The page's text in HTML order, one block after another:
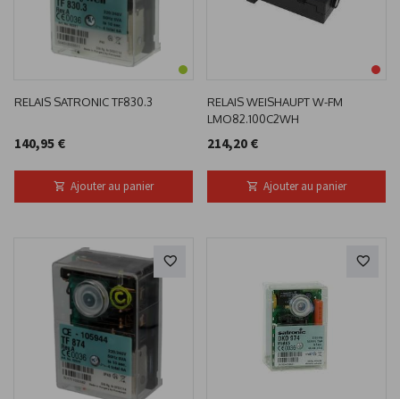
RELAIS SATRONIC TF830.3
140,95 €
Ajouter au panier
RELAIS WEISHAUPT W-FM
LMO82.100C2WH
214,20 €
Ajouter au panier